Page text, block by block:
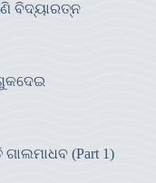
ବିଦ୍ୟାରତ୍ନ
ଗାଲମାଧବ (Part 1)